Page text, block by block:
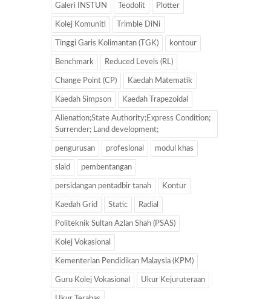
Galeri INSTUN Teodolit Plotter
Kolej Komuniti Trimble DiNi
Tinggi Garis Kolimantan (TGK) kontour
Benchmark Reduced Levels (RL)
Change Point (CP) Kaedah Matematik
Kaedah Simpson Kaedah Trapezoidal
Alienation;State Authority;Express Condition;
Surrender; Land development;
pengurusan profesional modul khas
slaid pembentangan
persidangan pentadbir tanah Kontur
Kaedah Grid Static Radial
Politeknik Sultan Azlan Shah (PSAS)
Kolej Vokasional
Kementerian Pendidikan Malaysia (KPM)
Guru Kolej Vokasional Ukur Kejuruteraan